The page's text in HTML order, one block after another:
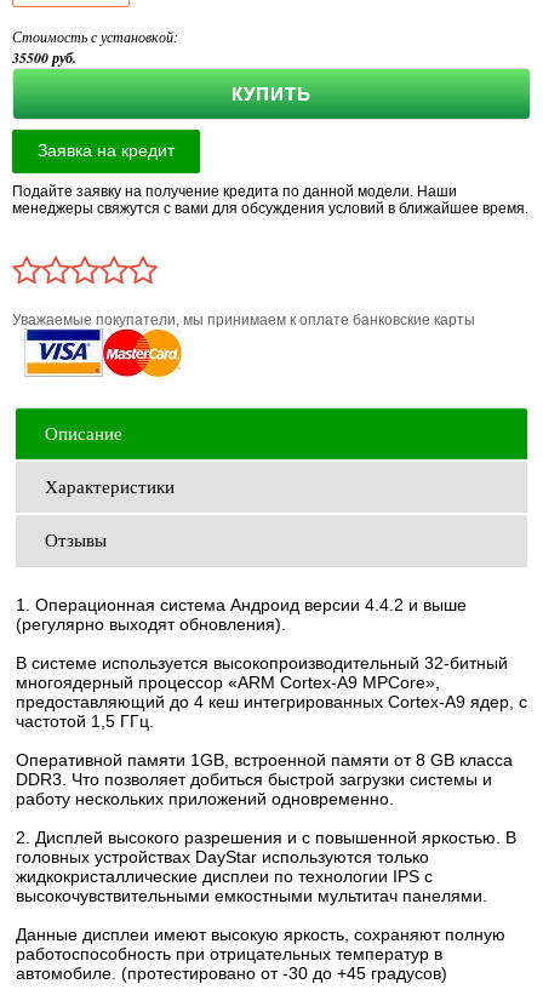
Стоимость с установкой:
35500руб.
КУПИТЬ
Подайте заявку на получение кредита по данной модели. Наши
менеджеры свяжутся с вами для обсуждения условий в ближайшее время.
Уважаемые покупатели, мы принимаем к оплате банковские карты
Описание
Характеристики
Отзывы
1. Операционная система Андроид версии 4.4.2 и выше
(регулярно выходят обновления).
В системе используется высокопроизводительный 32-битный
многоядерный процессор «ARM Cortex-A9 MPCore»,
предоставляющий до 4 кеш интегрированных Cortex-A9 ядер, с
частотой 1,5 ГГц.
Оперативной памяти 1GB, встроенной памяти от 8 GB класса
DDR3. Что позволяет добиться быстрой загрузки системы и
работу нескольких приложений одновременно.
2. Дисплей высокого разрешения и с повышенной яркостью. В
головных устройствах DayStar используются только
жидкокристаллические дисплеи по технологии IPS с
высокочувствительными емкостными мультитач панелями.
Данные дисплеи имеют высокую яркость, сохраняют полную
работоспособность при отрицательных температур в
автомобиле. (протестировано от -30 до +45 градусов)